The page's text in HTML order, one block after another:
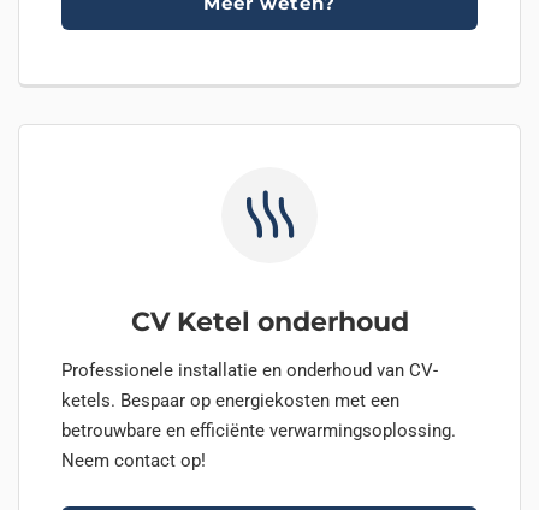
CV Ketel onderhoud
Professionele installatie en onderhoud van CV-
ketels. Bespaar op energiekosten met een
betrouwbare en efficiënte verwarmingsoplossing.
Neem contact op!